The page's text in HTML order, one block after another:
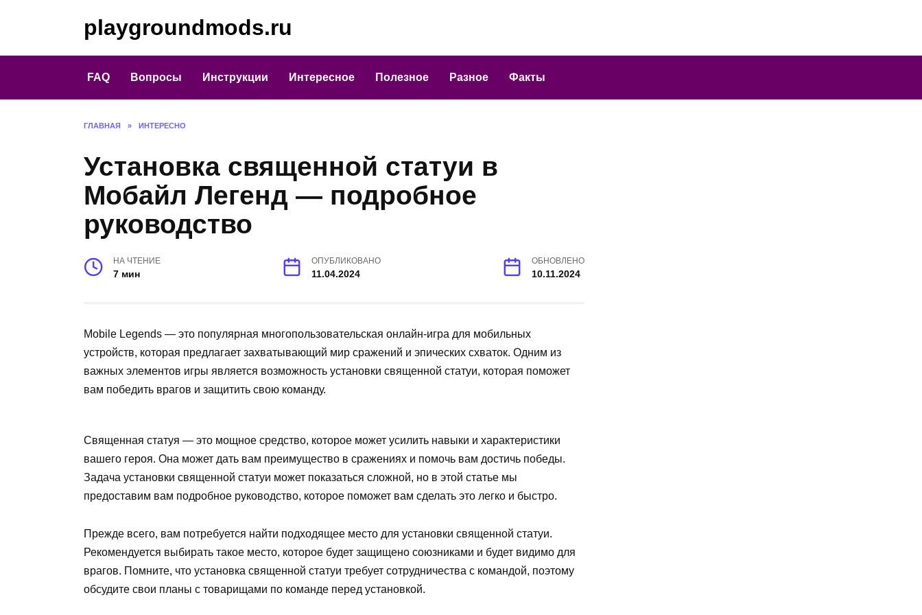
playgroundmods.ru
FAQ Вопросы Инструкции Интересное Полезное Разное Факты
ГЛАВНАЯ » ИНТЕРЕСНО
Установка священной статуи в
Мобайл Легенд — подробное
руководство
НА ЧТЕНИЕ
7 мин
ОПУБЛИКОВАНО
11.04.2024
ОБНОВЛЕНО
10.11.2024
Mobile Legends — это популярная многопользовательская онлайн-игра для мобильных
устройств, которая предлагает захватывающий мир сражений и эпических схваток. Одним из
важных элементов игры является возможность установки священной статуи, которая поможет
вам победить врагов и защитить свою команду.
Священная статуя — это мощное средство, которое может усилить навыки и характеристики
вашего героя. Она может дать вам преимущество в сражениях и помочь вам достичь победы.
Задача установки священной статуи может показаться сложной, но в этой статье мы
предоставим вам подробное руководство, которое поможет вам сделать это легко и быстро.
Прежде всего, вам потребуется найти подходящее место для установки священной статуи.
Рекомендуется выбирать такое место, которое будет защищено союзниками и будет видимо для
врагов. Помните, что установка священной статуи требует сотрудничества с командой, поэтому
обсудите свои планы с товарищами по команде перед установкой.